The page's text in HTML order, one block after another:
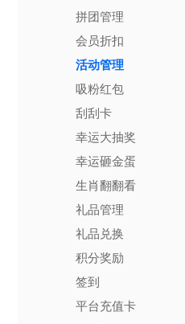
拼团管理
会员折扣
活动管理
吸粉红包
刮刮卡
幸运大抽奖
幸运砸金蛋
生肖翻翻看
礼品管理
礼品兑换
积分奖励
签到
平台充值卡